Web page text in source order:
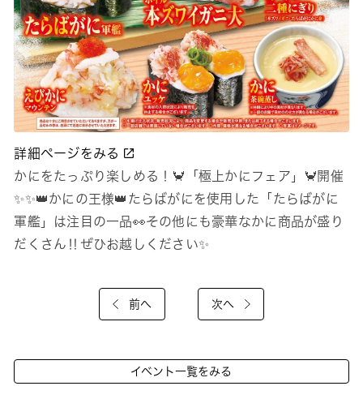
詳細ページをみる
かにをたっぷり楽しめる！🦀「極上かにフェア」🦀開催
✨✨👑かにの王様👑たらばがにを使用した「たらばがに
軍艦」は注目の一品👀その他にも豪華なかに商品が盛り
だくさん‼ぜひお越しください✨
前へ 次へ
イベント一覧をみる